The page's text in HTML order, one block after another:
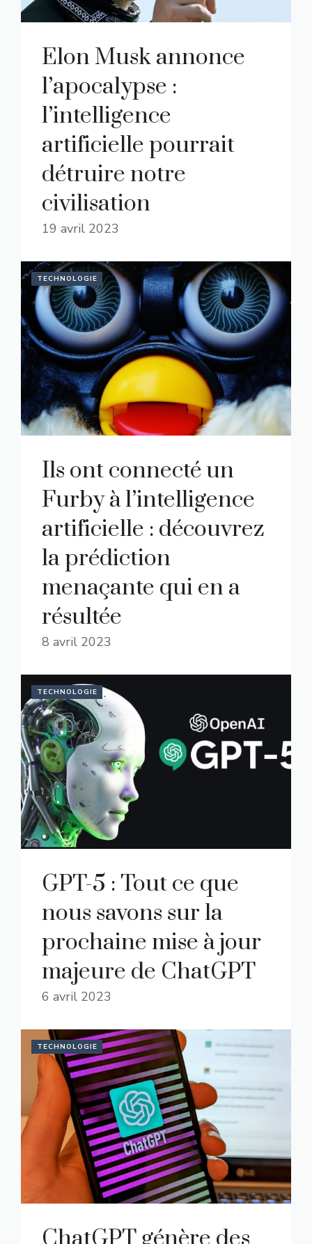
Elon Musk annonce
l’apocalypse :
l’intelligence
artificielle pourrait
détruire notre
civilisation
19 avril 2023
TECHNOLOGIE
Ils ont connecté un
Furby à l’intelligence
artificielle : découvrez
la prédiction
menaçante qui en a
résultée
8 avril 2023
TECHNOLOGIE
GPT-5 : Tout ce que
nous savons sur la
prochaine mise à jour
majeure de ChatGPT
6 avril 2023
TECHNOLOGIE